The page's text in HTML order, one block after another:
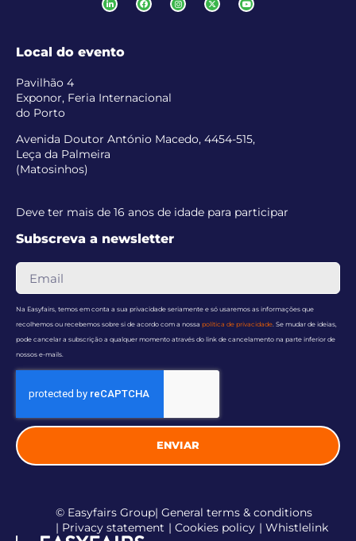
Local do evento
Pavilhão 4
Exponor, Feria Internacional
do Porto
Avenida Doutor António Macedo, 4454-515,
Leça da Palmeira
(Matosinhos)
Deve ter mais de 16 anos de idade para participar
Subscreva a newsletter
Na Easyfairs, temos em conta a sua privacidade seriamente e só usaremos as informações que
recolhemos ou recebemos sobre si de acordo com a nossa política de privacidade. Se mudar de ideias,
pode cancelar a subscrição a qualquer momento através do link de cancelamento na parte inferior de
nossos e-mails.
ENVIAR
© Easyfairs Group| General terms & conditions
| Privacy statement | Cookies policy | Whistlelink